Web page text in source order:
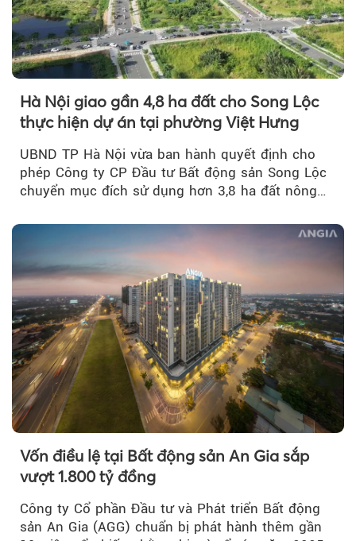
Hà Nội giao gần 4,8 ha đất cho Song Lộc
thực hiện dự án tại phường Việt Hưng
UBND TP Hà Nội vừa ban hành quyết định cho
phép Công ty CP Đầu tư Bất động sản Song Lộc
chuyển mục đích sử dụng hơn 3,8 ha đất nông
Vốn điều lệ tại Bất động sản An Gia sắp
vượt 1.800 tỷ đồng
Công ty Cổ phần Đầu tư và Phát triển Bất động
sản An Gia (AGG) chuẩn bị phát hành thêm gần